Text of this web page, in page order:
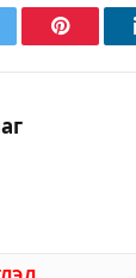
Pinterest